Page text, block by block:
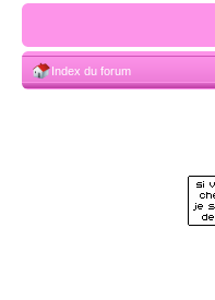
Index du forum